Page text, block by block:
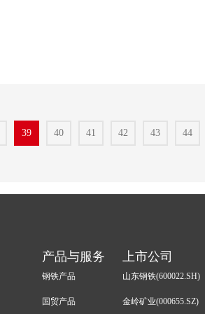
39 40 41 42 43 44
产品与服务
钢铁产品
国贸产品
上市公司
山东钢铁(600022.SH)
金岭矿业(000655.SZ)